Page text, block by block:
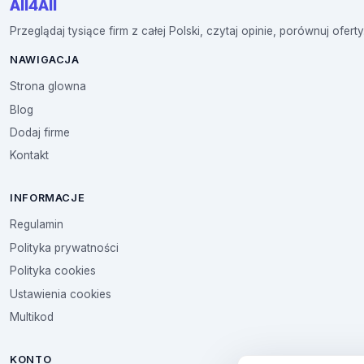
All4All
Przeglądaj tysiące firm z całej Polski, czytaj opinie, porównuj
NAWIGACJA
Strona glowna
Blog
Dodaj firme
Kontakt
INFORMACJE
Regulamin
Polityka prywatności
Polityka cookies
Ustawienia cookies
Multikod
KONTO